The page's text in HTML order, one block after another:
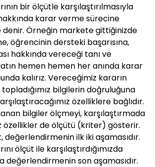
bir ölçütle karşılaştırılmasıyla
karar verme sürecine
Örneğin markete gittiğinizde
öğrencinin dersteki başarısına,
hakkında vereceği tanı ve
hemen hemen her anında karar
kalırız. Vereceğimiz kararın
bilgilerin doğruluğuna
özelliklere bağlıdır.
bilgiler ölçmeyi, karşılaştırmada
özellikler de ölçütü (kriter) gösterir.
değerlendirmenin ilk iki aşamasıdır.
ölçüt ile karşılaştırdığımızda
değerlendirmenin son aşamasıdır.